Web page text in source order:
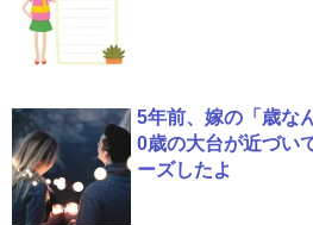
5年前、嫁の「歳な
0歳の大台が近づい
ーズしたよ